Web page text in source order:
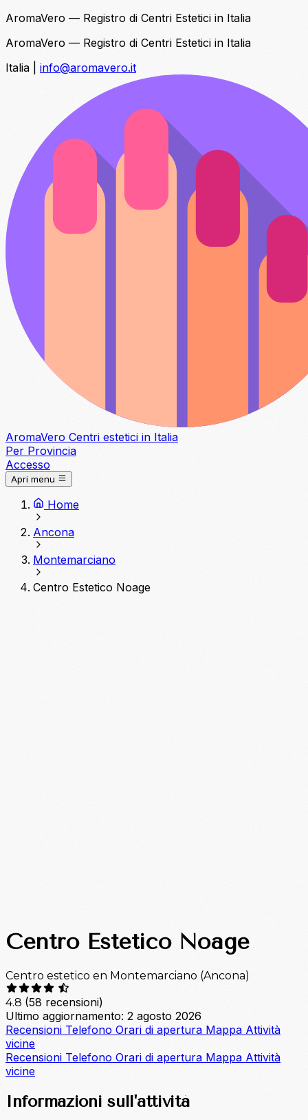
AromaVero — Registro di Centri Estetici in Italia
AromaVero — Registro di Centri Estetici in Italia
Italia
info@aromavero.it
AromaVero Centri estetici in Italia
Per Provincia
Accesso
Apri menu
Home
Ancona
Montemarciano
Centro Estetico Noage
Centro Estetico Noage
Centro estetico en Montemarciano (Ancona)
4.8 (58 recensioni)
Ultimo aggiornamento: 2 agosto 2026
Recensioni Telefono Orari di apertura Mappa Attività
vicine
Recensioni Telefono Orari di apertura Mappa Attività
vicine
Informazioni sull'attività